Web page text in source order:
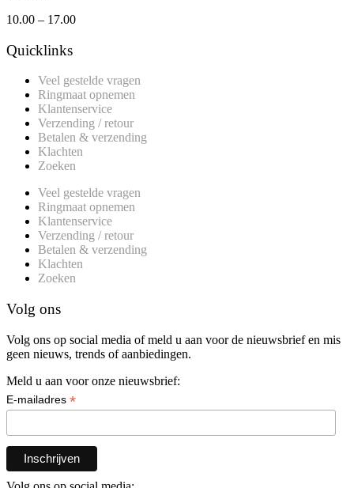
10.00 – 17.00
Quicklinks
Veel gestelde vragen
Ringmaat opnemen
Klantenservice
Verzending / retour
Betalen & verzending
Klachten
Zoeken
Veel gestelde vragen
Ringmaat opnemen
Klantenservice
Verzending / retour
Betalen & verzending
Klachten
Zoeken
Volg ons
Volg ons op social media of meld u aan voor de nieuwsbrief en mis
geen nieuws, trends of aanbiedingen.
Meld u aan voor onze nieuwsbrief:
E-mailadres *